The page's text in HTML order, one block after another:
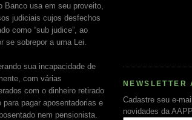
Banco usa em seu proveito,
judiciais cujos desfechos
como “sub judice”, ao
se sobrepor a uma Lei.
sua incapacidade de
com várias
com o dinheiro retirado
pagar aposentadorias e
nem pensionista.
NEWSLETTER
Cadastre seu e-
novidades da